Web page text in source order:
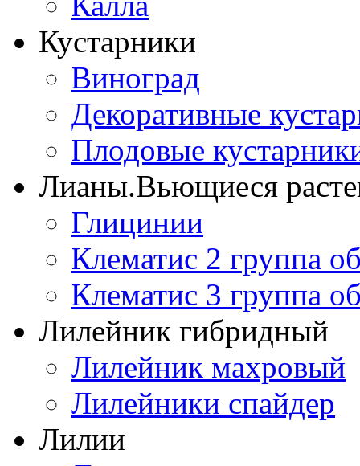
Кустарники
Виноград
Декоративные
Плодовые
Лианы.Вьющиеся
Глицинии
Клематис 2 группа
Клематис 3 группа
Лилейник гибридный
Лилейник махровый
Лилейники спайдер
Лилии